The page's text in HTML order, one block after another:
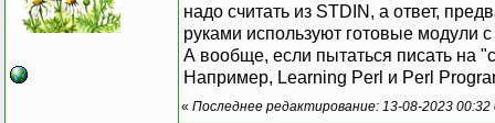
надо считать из STDIN, а ответ,
руками используют готовые модули
А вообще, если пытаться писать на
Например, Learning Perl и Perl
« Последнее редактирование: 13-08-2023